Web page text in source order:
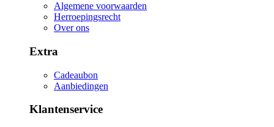
Algemene voorwaarden
Herroepingsrecht
Over ons
Extra
Cadeaubon
Aanbiedingen
Klantenservice